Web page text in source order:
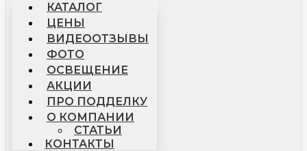
КАТАЛОГ
ЦЕНЫ
ВИДЕООТЗЫВЫ
ФОТО
ОСВЕЩЕНИЕ
АКЦИИ
ПРО ПОДДЕЛКУ
О КОМПАНИИ
СТАТЬИ
КОНТАКТЫ